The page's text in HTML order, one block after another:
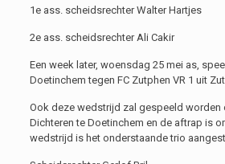
1e ass. scheidsrechter Walter Hartjes
2e ass. scheidsrechter Ali Cakir
Een week later, woensdag 25 mei as,
Doetinchem tegen FC Zutphen VR 1 uit
Ook deze wedstrijd zal gespeeld worden
Dichteren te Doetinchem en de aftrap is
wedstrijd is het onderstaande trio